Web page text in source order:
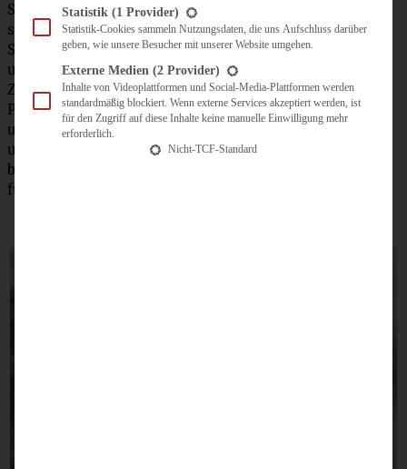
Schüssel sieben. Butte mit dem Zucker schaumig
schlagen, nach und nach die beiden Eier dazugeben.
Schmand und Bittermandel unterrühren, Mehlmischung
und Mandeln zufügen und kurz verrühren, so dass die
Zutaten gerade eben verbunden sind. Nun die
Preiselbeeren mit einem Teigspatel vorsichtig
unterheben. Ein Muffinblech vorbereiten, Teig einfüllen
und mit Zimtzucker abstreuen. Im vorgeheizten Backofen
bei 200 °C (180 °C Umluft) auf der 2. Schiene von unten
für 25 Minuten backen.
Statistik (1 Provider)
Statistik-Cookies sammeln Nutzungsdaten, die uns Aufschluss darüber
geben, wie unsere Besucher mit unserer Website umgehen.
Externe Medien (2 Provider)
Inhalte von Videoplattformen und Social-Media-Plattformen werden
standardmäßig blockiert. Wenn externe Services akzeptiert werden, ist
für den Zugriff auf diese Inhalte keine manuelle Einwilligung mehr
erforderlich.
Nicht-TCF-Standard